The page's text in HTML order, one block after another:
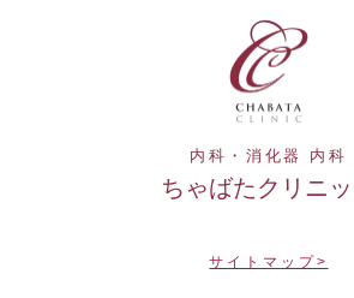
内科・消化器 内科
ちゃばたクリニ
サイトマップ>